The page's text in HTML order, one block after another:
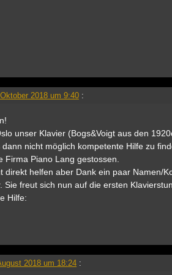
2018 um 9:40 :
unser Klavier (Bogs&Voigt aus den
nicht möglich kompetente Hilfe zu
Piano Lang gestossen.
direkt helfen aber Dank ein paar Namen/
Sie freut sich nun auf die ersten
Hilfe:
2018 um 18:24 :